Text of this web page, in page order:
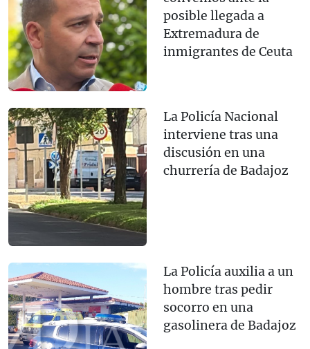
posible llegada a
Extremadura de
inmigrantes de Ceuta
La Policía Nacional
interviene tras una
discusión en una
churrería de Badajoz
La Policía auxilia a un
hombre tras pedir
socorro en una
gasolinera de Badajoz